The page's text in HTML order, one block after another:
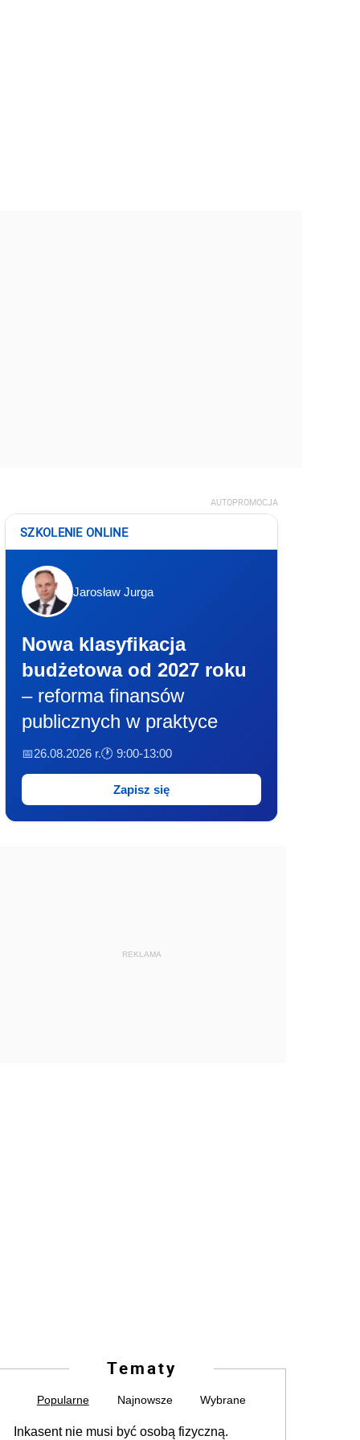
art. 214 ust. 8 nowego P.z.p. – od 1
marca 2021 r.
AUTOPROMOCJA
SZKOLENIE ONLINE
Jarosław Jurga
Nowa klasyfikacja
budżetowa od 2027 roku
– reforma finansów
publicznych w praktyce
📅26.08.2026 r.🕐 9:00-13:00
Zapisz się
REKLAMA
Tematy
Popularne Najnowsze Wybrane
Inkasent nie musi być osobą fizyczną.